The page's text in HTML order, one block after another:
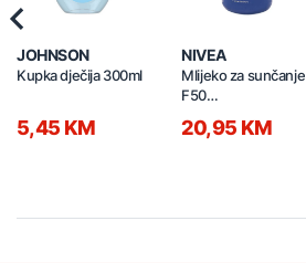
JOHNSON
Kupka dječija 300ml
5,45 KM
NIVEA
Mlijeko za sunčanje
F50
200ml
20,95 KM